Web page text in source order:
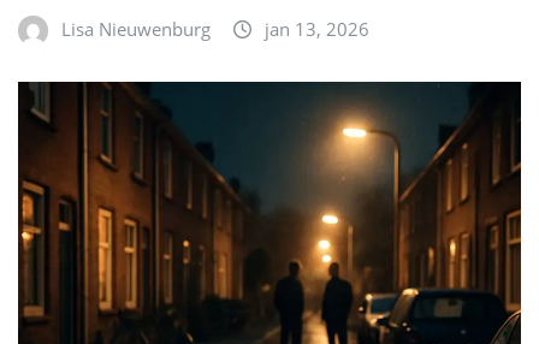
Lisa Nieuwenburg jan 13, 2026